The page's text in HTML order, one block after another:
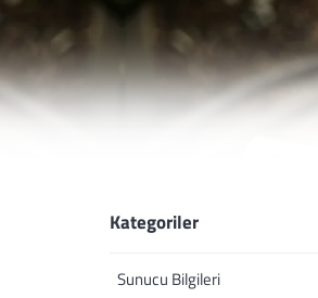
Kategoriler
Sunucu Bilgileri